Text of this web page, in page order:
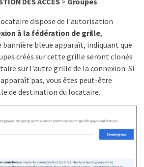
dispose de l'autorisation
à la fédération de grille,
bleue apparaît, indiquant que
créés sur cette grille seront clonés
sur l'autre grille de la connexion. Si
pas, vous êtes peut-être
de destination du locataire.